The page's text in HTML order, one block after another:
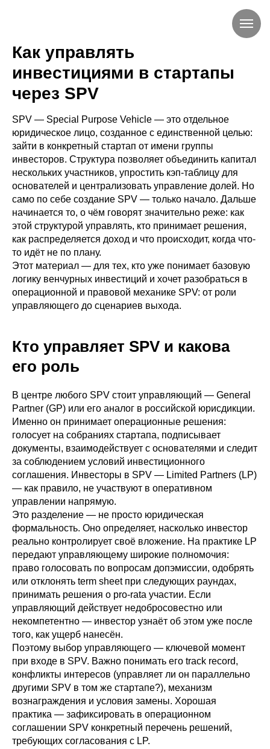
Как управлять
инвестициями в стартапы
через SPV
SPV — Special Purpose Vehicle — это отдельное
юридическое лицо, созданное с единственной целью:
зайти в конкретный стартап от имени группы
инвесторов. Структура позволяет объединить капитал
нескольких участников, упростить кэп-таблицу для
основателей и централизовать управление долей. Но
само по себе создание SPV — только начало. Дальше
начинается то, о чём говорят значительно реже: как
этой структурой управлять, кто принимает решения,
как распределяется доход и что происходит, когда что-
то идёт не по плану.
Этот материал — для тех, кто уже понимает базовую
логику венчурных инвестиций и хочет разобраться в
операционной и правовой механике SPV: от роли
управляющего до сценариев выхода.
Кто управляет SPV и какова
его роль
В центре любого SPV стоит управляющий — General
Partner (GP) или его аналог в российской юрисдикции.
Именно он принимает операционные решения:
голосует на собраниях стартапа, подписывает
документы, взаимодействует с основателями и следит
за соблюдением условий инвестиционного
соглашения. Инвесторы в SPV — Limited Partners (LP)
— как правило, не участвуют в оперативном
управлении напрямую.
Это разделение — не просто юридическая
формальность. Оно определяет, насколько инвестор
реально контролирует своё вложение. На практике LP
передают управляющему широкие полномочия:
право голосовать по вопросам допэмиссии, одобрять
или отклонять term sheet при следующих раундах,
принимать решения о pro-rata участии. Если
управляющий действует недобросовестно или
некомпетентно — инвестор узнаёт об этом уже после
того, как ущерб нанесён.
Поэтому выбор управляющего — ключевой момент
при входе в SPV. Важно понимать его track record,
конфликты интересов (управляет ли он параллельно
другими SPV в том же стартапе?), механизм
вознаграждения и условия замены. Хорошая
практика — зафиксировать в операционном
соглашении SPV конкретный перечень решений,
требующих согласования с LP.